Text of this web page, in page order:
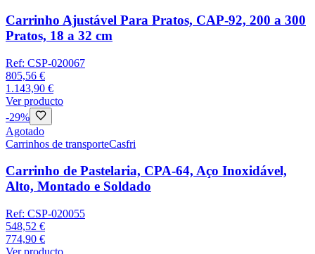
Carrinho Ajustável Para Pratos, CAP-92, 200 a 300
Pratos, 18 a 32 cm
Ref: CSP-020067
805,56 €
1.143,90 €
Ver producto
-29%
Agotado
Carrinhos de transporteCasfri
Carrinho de Pastelaria, CPA-64, Aço Inoxidável,
Alto, Montado e Soldado
Ref: CSP-020055
548,52 €
774,90 €